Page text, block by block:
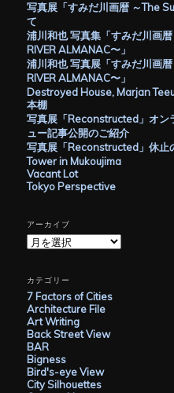
写真展「すみだ川画暦 ～The
て
浦川和也 写真集「すみだ川画
RIVER ALMANAC〜」
浦川和也 写真展「すみだ川画
RIVER ALMANAC〜」
Destroyed House, Marjan
本棚
写真展「Reconstructed」オン
ュー記事公開のご紹介
写真展「Reconstructed」休止
Tower in Mukoujima
Vacant Lot
Tokyo Perspective
アーカイブ
ア
ー
イ
ブ
カテゴリー
7 Factors of Cities
Architecture File
Art Writing
Back Street View
BAR
Bigness
Bird's-eye View
City Silhouettes